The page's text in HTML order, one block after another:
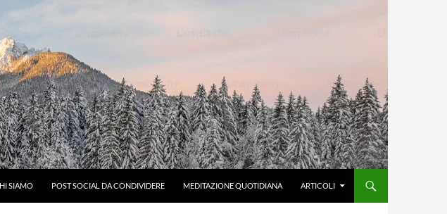
SIAMO POST SOCIAL DA CONDIVIDERE MEDITAZIONE QUOTIDIANA ARTICOLI